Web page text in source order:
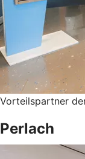
Vorteilspartner
Perlach